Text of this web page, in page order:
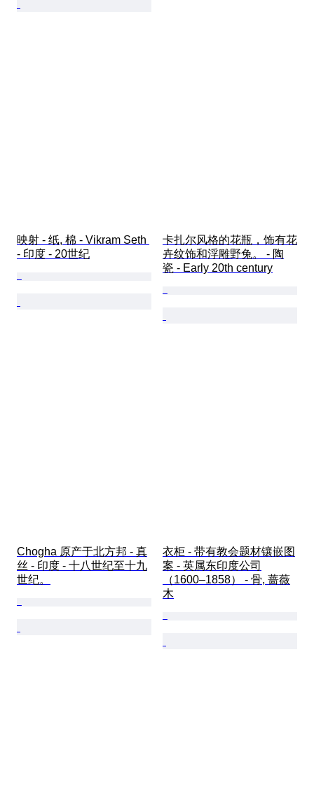
映射 - 纸, 棉 - Vikram Seth
- 印度 - 20世纪
卡扎尔风格的花瓶，饰有花
卉纹饰和浮雕野兔。 - 陶
瓷 - Early 20th century
Chogha 原产于北方邦 - 真
丝 - 印度 - 十八世纪至十九
世纪。
衣柜 - 带有教会题材镶嵌图
案 - 英属东印度公司
（1600–1858） - 骨, 蔷薇
木